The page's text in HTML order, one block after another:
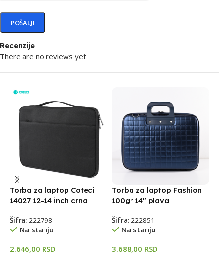
Recenzije
There are no reviews yet
Torba za laptop Coteci
14027 12-14 inch crna
Šifra: 222798
Na stanju
2.646,00 RSD
Torba za laptop Fashion
100gr 14″ plava
Šifra: 222851
Na stanju
3.688,00 RSD